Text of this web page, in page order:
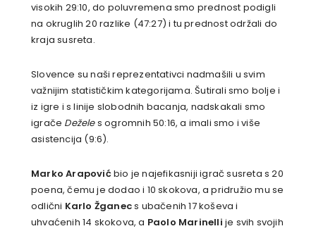
visokih 29:10, do poluvremena smo prednost podigli
na okruglih 20 razlike (47:27) i tu prednost održali do
kraja susreta.
Slovence su naši reprezentativci nadmašili u svim
važnijim statističkim kategorijama. Šutirali smo bolje i
iz igre i s linije slobodnih bacanja, nadskakali smo
igrače Deželes ogromnih 50:16, a imali smo i više
asistencija (9:6).
Marko Arapovićbio je najefikasniji igrač susreta s 20
poena, čemu je dodao i 10 skokova, a pridružio mu se
odlični Karlo Žganecs ubačenih 17 koševa i
uhvaćenih 14 skokova, a Paolo Marinelli je svih svojih